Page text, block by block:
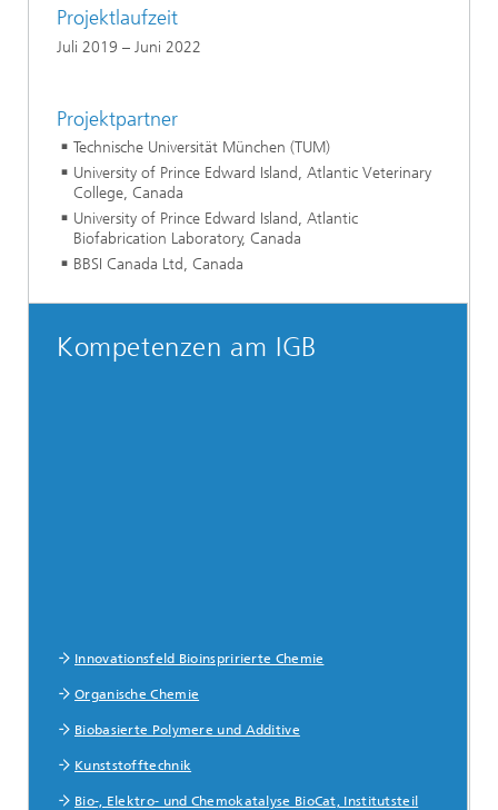
Projektlaufzeit
Juli 2019 – Juni 2022
Projektpartner
Technische Universität München (TUM)
University of Prince Edward Island, Atlantic Veterinary
College, Canada
University of Prince Edward Island, Atlantic
Biofabrication Laboratory, Canada
BBSI Canada Ltd, Canada
Kompetenzen am IGB
Innovationsfeld Bioinspririerte Chemie
Organische Chemie
Biobasierte Polymere und Additive
Kunststofftechnik
Bio-, Elektro- und Chemokatalyse BioCat, Institutsteil